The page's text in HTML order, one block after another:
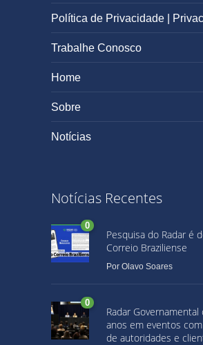
Política de Privacidade |
Trabalhe Conosco
Home
Sobre
Notícias
Notícias Recentes
0
Pesquisa do Radar é
Correio Braziliense
Por Olavo Soares
0
Radar
anos em eventos
de autoridades e